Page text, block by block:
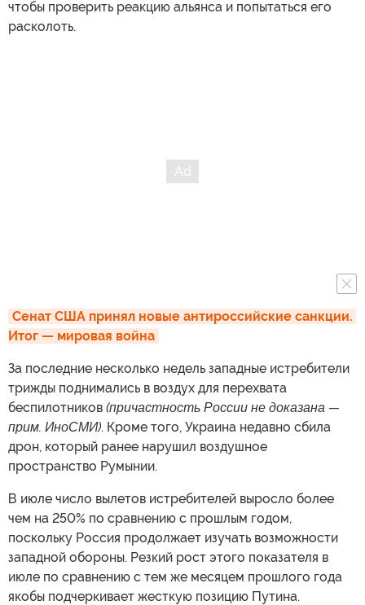
чтобы проверить реакцию альянса и попытаться его
расколоть.
Сенат США принял новые антироссийские санкции.
Итог — мировая война
За последние несколько недель западные истребители
трижды поднимались в воздух для перехвата
беспилотников (причастность России не доказана —
прим. ИноСМИ). Кроме того, Украина недавно сбила
дрон, который ранее нарушил воздушное
пространство Румынии.
В июле число вылетов истребителей выросло более
чем на 250% по сравнению с прошлым годом,
поскольку Россия продолжает изучать возможности
западной обороны. Резкий рост этого показателя в
июле по сравнению с тем же месяцем прошлого года
якобы подчеркивает жесткую позицию Путина.